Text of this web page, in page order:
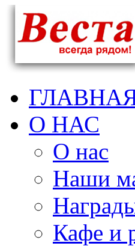
О НАС
О нас
Наши
Кафе и